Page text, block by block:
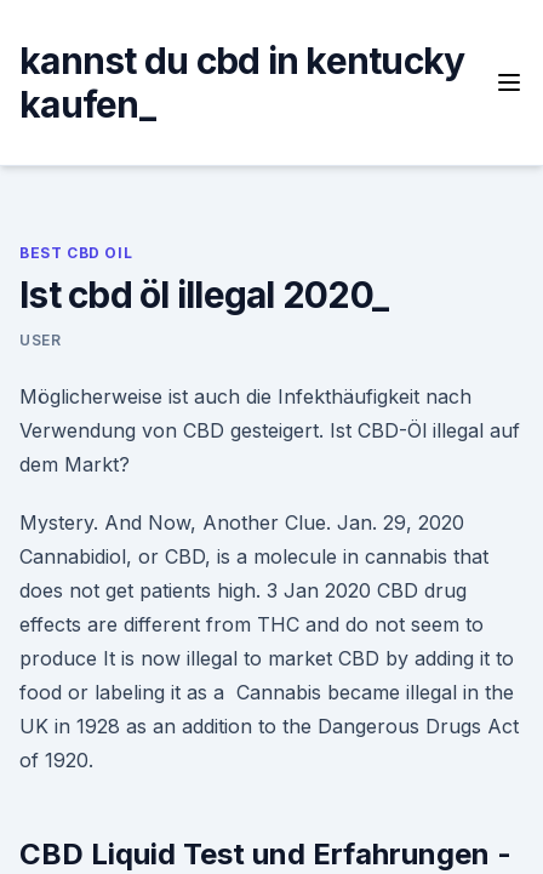
content
kannst du cbd in kentucky
kaufen_
BEST CBD OIL
Ist cbd öl illegal 2020_
USER
Möglicherweise ist auch die Infekthäufigkeit nach
Verwendung von CBD gesteigert. Ist CBD-Öl illegal auf
dem Markt?
Mystery. And Now, Another Clue. Jan. 29, 2020
Cannabidiol, or CBD, is a molecule in cannabis that
does not get patients high. 3 Jan 2020 CBD drug
effects are different from THC and do not seem to
produce It is now illegal to market CBD by adding it to
food or labeling it as a Cannabis became illegal in the
UK in 1928 as an addition to the Dangerous Drugs Act
of 1920.
CBD Liquid Test und Erfahrungen -